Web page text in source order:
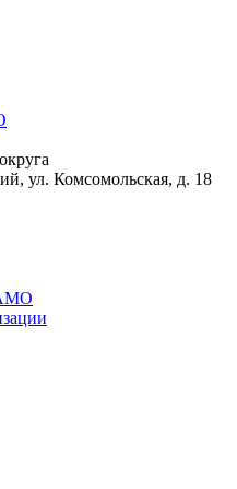
ул. Комсомольская, д. 18
АМО